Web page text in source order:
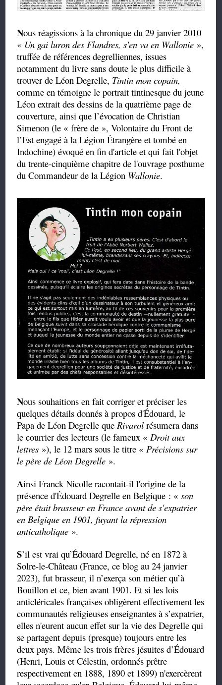
Nous réagissions à la chronique du 29 janvier 2010
« Un gai luron des Flandres, s'en va en Wallonie »,
truffée deréférences degrelliennes, issues
notamment du livre sans doute le plus difficile à
trouver de Léon Degrelle, Tintin mon copain,
comme en témoigne le portrait tintinesque du jeune
Léon extrait des dessins de la quatrième page de
couverture, ainsi que l’évocation de Christian
Simenon (le « frère de », Volontaire du Front de
l’Est engagé à la Légion Étrangère et tombé en
Indochine) évoqué en fin d'article et qui fait l'objet
du trente-cinquième chapitre de l'ouvrage posthume
du Commandeur de la Légion Wallonie.
Nous souhaitions en fait corriger et préciser les
quelques détails donnés à propos d'Édouard, le
Papa de Léon Degrelle que Rivarolrésumera dans
le courrier des lecteurs (le fameux « Droit aux
lettres »), le 12 mars sous le titre « Précisions sur
le père de Léon Degrelle ».
Ainsi Franck Nicolle racontait-il l'origine de la
présence d'Édouard Degrelle en Belgique : «son
père était brasseur en France avant de s'expatrier
en Belgique en 1901, fuyant la répression
anticatholique ».
S’il est vrai qu’Édouard Degrelle, né en 1872 à
Solre-le-Château (France, ce blog au 24 janvier
2023), fut brasseur, il n’exerça son métier qu’à
Bouillon et ce, bien avant 1901. Et si les lois
anticléricales françaises obligèrent effectivement les
communautés religieuses enseignantes à s’expatrier,
elles n'eurent aucun effet sur la vie des Degrelle qui
se partagent depuis (presque) toujours entre les
deux pays. Même les trois frères jésuites d’Édouard
(Henri, Louis et Célestin, ordonnés prêtre
respectivement en 1888, 1890 et 1899) n'exercèrent